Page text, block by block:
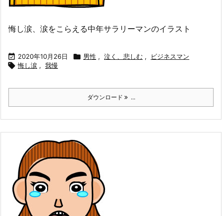
悔し涙、涙をこらえる中年サラリーマンのイラスト
 2020年10月26日  男性 , 泣く、悲しむ , ビジネスマン
 悔し涙 , 我慢
ダウンロード ...